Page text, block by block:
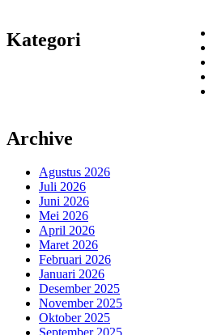
Kategori
Archive
Agustus 2026
Juli 2026
Juni 2026
Mei 2026
April 2026
Maret 2026
Februari 2026
Januari 2026
Desember 2025
November 2025
Oktober 2025